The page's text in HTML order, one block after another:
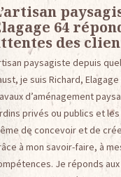
64
des
paysagiste depuis
je suis Richard,
d’aménagement
privés ou publics et
de concevoir et de
à mon savoir-faire, à
Je réponds